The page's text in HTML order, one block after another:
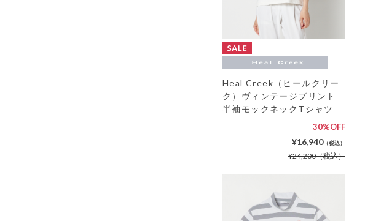
Heal Creek（ヒールクリー
ク）ヴィンテージプリント
半袖モックネックTシャツ
30%OFF
¥16,940（税込）
¥24,200（税込）